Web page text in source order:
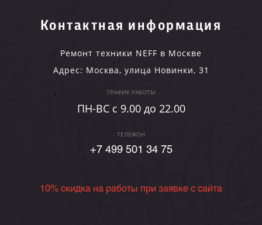
Контактная информация
Ремонт техники NEFF в Москве
Адрес: Москва, улица Новинки, 31
ГРАФИК РАБОТЫ
ПН-ВC c 9.00 до 22.00
ТЕЛЕФОН
+7 499 501 34 75
10% скидка на работы при заявке с сайта